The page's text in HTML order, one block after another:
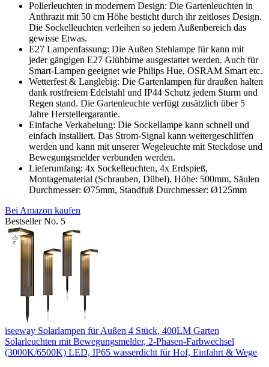
Pollerleuchten in modernem Design: Die Gartenleuchten in
Anthrazit mit 50 cm Höhe besticht durch ihr zeitloses Design.
Die Sockelleuchten verleihen so jedem Außenbereich das
gewisse Etwas.
E27 Lampenfassung: Die Außen Stehlampe für kann mit
jeder gängigen E27 Glühbirne ausgestattet werden. Auch für
Smart-Lampen geeignet wie Philips Hue, OSRAM Smart etc.
Wetterfest & Langlebig: Die Gartenlampen für draußen halten
dank rostfreiem Edelstahl und IP44 Schutz jedem Sturm und
Regen stand. Die Gartenleuchte verfügt zusätzlich über 5
Jahre Herstellergarantie.
Einfache Verkabelung: Die Sockellampe kann schnell und
einfach installiert. Das Strom-Signal kann weitergeschliffen
werden und kann mit unserer Wegeleuchte mit Steckdose und
Bewegungsmelder verbunden werden.
Lieferumfang: 4x Sockelleuchten, 4x Erdspieß,
Montagematerial (Schrauben, Dübel). Höhe: 500mm, Säulen
Durchmesser: Ø75mm, Standfuß Durchmesser: Ø125mm
Bei Amazon kaufen
Bestseller No. 5
iseeway Solarlampen für Außen 4 Stück, 400LM Garten
Solarleuchten mit Bewegungsmelder, 2-Phasen-Farbwechsel
(3000K/6500K) LED, IP65 wasserdicht für Hof, Einfahrt & Wege